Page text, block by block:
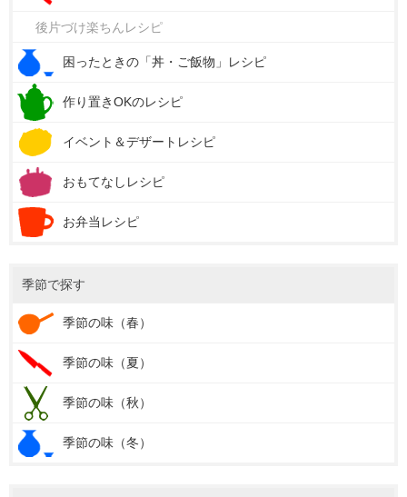
後片づけ楽ちんレシピ
困ったときの「丼・ご飯物」レシピ
作り置きOKのレシピ
イベント＆デザートレシピ
おもてなしレシピ
お弁当レシピ
季節で探す
季節の味（春）
季節の味（夏）
季節の味（秋）
季節の味（冬）